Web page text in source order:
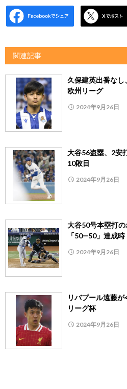
関連記事
久保建英出番なし
欧州リーグ
2024年9月26日
大谷56盗塁、2安
10敗目
2024年9月26日
大谷50号本塁打
「50―50」達成時
2024年9月26日
リバプール遠藤
リーグ杯
2024年9月26日